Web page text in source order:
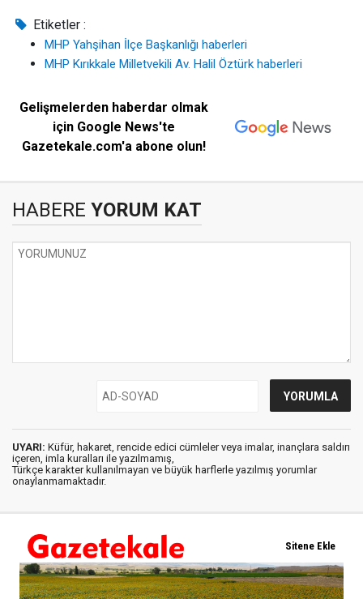
Etiketler :
MHP Yahşihan İlçe Başkanlığı haberleri
MHP Kırıkkale Milletvekili Av. Halil Öztürk haberleri
Gelişmelerden haberdar olmak
için Google News'te
Gazetekale.com'a abone olun!
HABERE YORUM KAT
UYARI: Küfür, hakaret, rencide edici cümleler veya imalar, inançlara saldırı
içeren, imla kuralları ile yazılmamış,
Türkçe karakter kullanılmayan ve büyük harflerle yazılmış yorumlar
onaylanmamaktadır.